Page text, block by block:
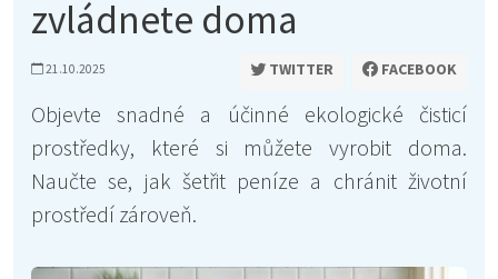
zvládnete doma
21.10.2025 TWITTER FACEBOOK
Objevte snadné a účinné ekologické čisticí
prostředky, které si můžete vyrobit doma.
Naučte se, jak šetřit peníze a chránit životní
prostředí zároveň.